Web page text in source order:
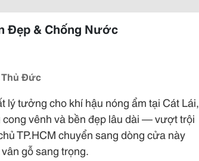
Đẹp & Chống Nước
Thủ Đức
lý tưởng cho khí hậu nóng ẩm tại Cát Lái,
vênh và bền đẹp lâu dài — vượt trội
TP.HCM chuyển sang dòng cửa này
gỗ sang trọng.